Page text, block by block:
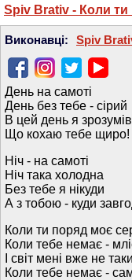
Spiv Brativ - Коли ти
Виконавці: Spiv
День на самоті
День без тебе - сірий
В цей день я зрозумів
Що кохаю тебе щиро!
Ніч - на самоті
Ніч така холодна
Без тебе я нікуди
А з тобою - куди
Коли ти поряд моє
Коли тебе немає -
І світ мені вже не
Коли тебе немає -